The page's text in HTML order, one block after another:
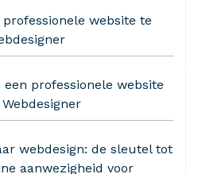
professionele website te
een professionele website
webdesign: de sleutel tot
aanwezigheid voor